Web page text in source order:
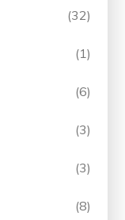
(32)
(1)
(6)
(3)
(3)
(8)